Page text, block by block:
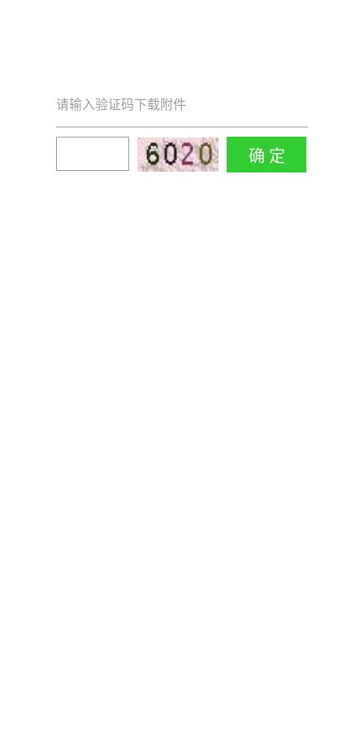
请输入验证码下载附件